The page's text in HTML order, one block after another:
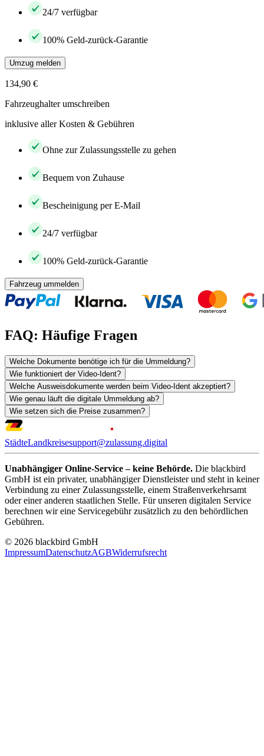
24/7 verfügbar
100% Geld-zurück-Garantie
Umzug melden
134,90 €
Fahrzeughalter umschreiben
inklusive aller Kosten & Gebühren
Ohne zur Zulassungsstelle zu gehen
Bequem von Zuhause
Bescheinigung per E-Mail
24/7 verfügbar
100% Geld-zurück-Garantie
Fahrzeug ummelden
FAQ: Häufige Fragen
Welche Dokumente benötige ich für die Ummeldung?
Wie funktioniert der Video-Ident?
Welche Ausweisdokumente werden beim Video-Ident akzeptiert?
Wie genau läuft die digitale Ummeldung ab?
Wie setzen sich die Preise zusammen?
StädteLandkreisesupport@zulassung.digital
Unabhängiger Online-Service – keine Behörde. Die blackbird
GmbH ist ein privater, unabhängiger Dienstleister und steht in keiner
Verbindung zu einer Zulassungsstelle, einem Straßenverkehrsamt
oder einer anderen staatlichen Stelle. Für unseren digitalen Service
berechnen wir eine Servicegebühr zusätzlich zu den behördlichen
Gebühren.
© 2026 blackbird GmbH
ImpressumDatenschutzAGBWiderrufsrecht